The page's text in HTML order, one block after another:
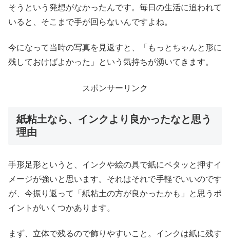
そうという発想がなかったんです。毎日の生活に追われて
いると、そこまで手が回らないんですよね。
今になって当時の写真を見返すと、「もっとちゃんと形に
残しておけばよかった」という気持ちが湧いてきます。
スポンサーリンク
紙粘土なら、インクより良かったなと思う
理由
手形足形というと、インクや絵の具で紙にペタッと押すイ
メージが強いと思います。それはそれで手軽でいいのです
が、今振り返って「紙粘土の方が良かったかも」と思うポ
イントがいくつかあります。
まず、立体で残るので飾りやすいこと。インクは紙に残す